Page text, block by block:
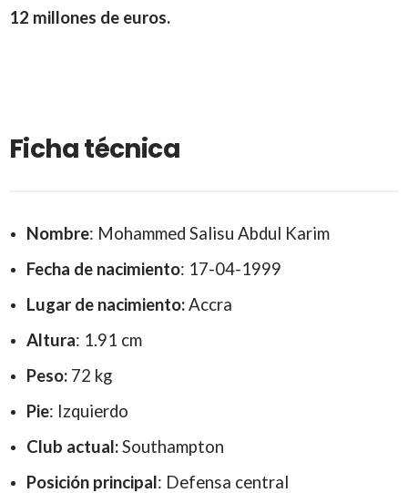
12 millones de euros.
Ficha técnica
Nombre: Mohammed Salisu Abdul Karim
Fecha de nacimiento: 17-04-1999
Lugar de nacimiento:Accra
Altura: 1.91 cm
Peso: 72 kg
Pie: Izquierdo
Club actual:Southampton
Posición principal: Defensa central